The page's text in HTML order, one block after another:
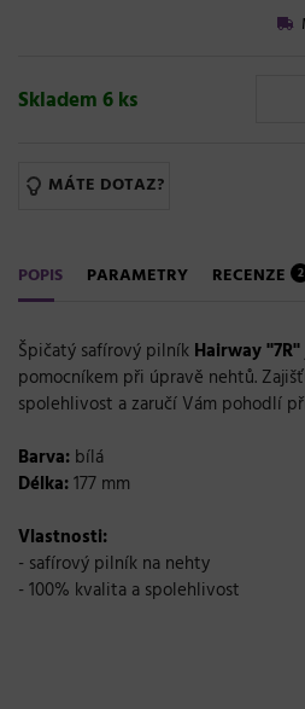
Skladem 6 ks
MÁTE DOTAZ?
POPIS PARAMETRY RECENZE 2
Špičatý safírový pilník Hairway''7R''
pomocníkem při úpravě nehtů.
spolehlivost a zaručí Vám pohodlí
Barva: bílá
Délka:177 mm
Vlastnosti:
- safírový pilník na nehty
- 100% kvalita a spolehlivost